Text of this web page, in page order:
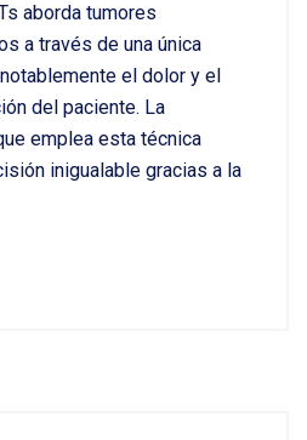
aborda tumores
a través de una única
el dolor y el
del paciente. La
emplea esta técnica
inigualable gracias a la